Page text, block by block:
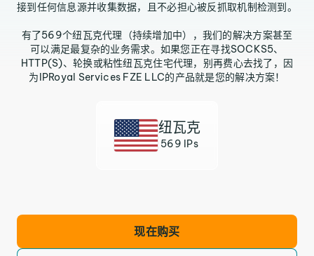
接到任何信息源并收集数据，且不必担心被反抓取机制检测到。
有了569个纽瓦克代理（持续增加中），我们的解决方案甚至
可以满足最复杂的业务需求。如果您正在寻找SOCKS5、
HTTP(S)、轮换或粘性纽瓦克住宅代理，别再费心去找了，因
为IPRoyal Services FZE LLC的产品就是您的解决方案！
纽瓦克
569 IPs
现在购买